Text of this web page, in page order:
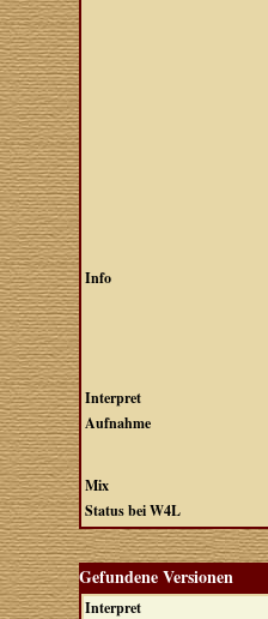
Info
Interpret
Aufnahme
Mix
Status bei W4L
Gefundene Versionen
Interpret